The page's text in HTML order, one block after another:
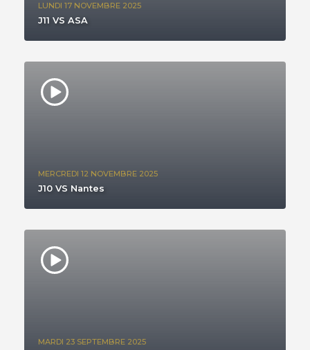
LUNDI 17 NOVEMBRE 2025
J11 VS ASA
MERCREDI 12 NOVEMBRE 2025
J10 VS Nantes
MARDI 23 SEPTEMBRE 2025